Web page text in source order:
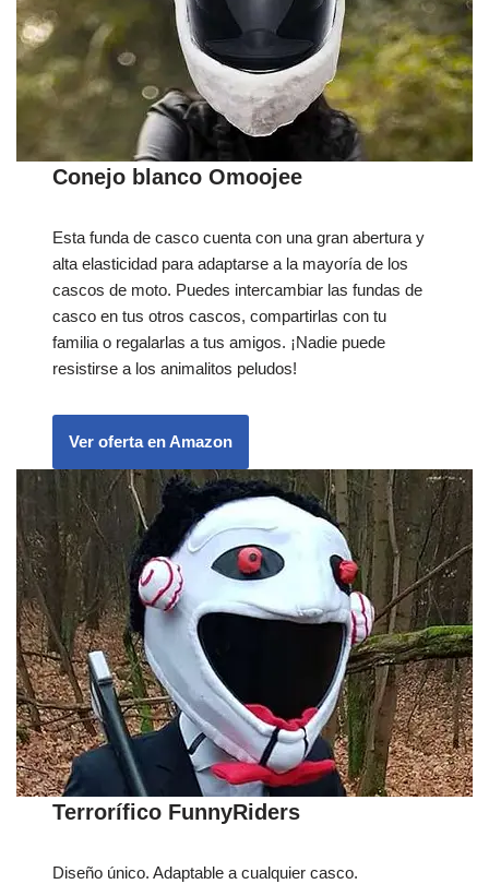
Conejo blanco Omoojee
Esta funda de casco cuenta con una gran abertura y
alta elasticidad para adaptarse a la mayoría de los
cascos de moto. Puedes intercambiar las fundas de
casco en tus otros cascos, compartirlas con tu
familia o regalarlas a tus amigos. ¡Nadie puede
resistirse a los animalitos peludos!
Ver oferta en Amazon
Terrorífico FunnyRiders
Diseño único. Adaptable a cualquier casco.